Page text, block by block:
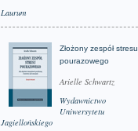
Laurum
Złożony zespół stresu
pourazowego
Arielle Schwartz
Wydawnictwo
Uniwersytetu
Jagiellońskiego